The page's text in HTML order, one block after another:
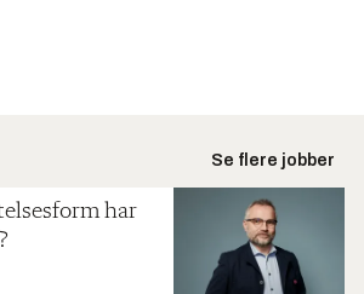
Se flere jobber
har